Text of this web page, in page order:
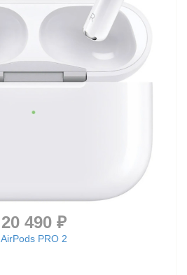
20 490 ₽
AirPods PRO 2